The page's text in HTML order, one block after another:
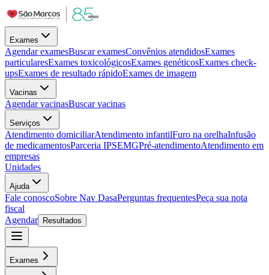
Exames
Agendar examesBuscar examesConvênios atendidosExames
particularesExames toxicológicosExames genéticosExames check-
upsExames de resultado rápidoExames de imagem
Vacinas
Agendar vacinasBuscar vacinas
Serviços
Atendimento domiciliarAtendimento infantilFuro na orelhaInfusão
de medicamentosParceria IPSEMGPré-atendimentoAtendimento em
empresas
Unidades
Ajuda
Fale conoscoSobre Nav DasaPerguntas frequentesPeça sua nota
fiscal
Agendar
Resultados
Exames